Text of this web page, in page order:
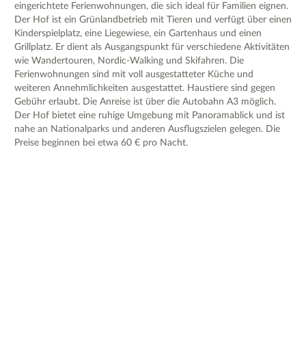
eingerichtete Ferienwohnungen, die sich ideal für Familien eignen.
Der Hof ist ein Grünlandbetrieb mit Tieren und verfügt über einen
Kinderspielplatz, eine Liegewiese, ein Gartenhaus und einen
Grillplatz. Er dient als Ausgangspunkt für verschiedene Aktivitäten
wie Wandertouren, Nordic-Walking und Skifahren. Die
Ferienwohnungen sind mit voll ausgestatteter Küche und
weiteren Annehmlichkeiten ausgestattet. Haustiere sind gegen
Gebühr erlaubt. Die Anreise ist über die Autobahn A3 möglich.
Der Hof bietet eine ruhige Umgebung mit Panoramablick und ist
nahe an Nationalparks und anderen Ausflugszielen gelegen. Die
Preise beginnen bei etwa 60 € pro Nacht.